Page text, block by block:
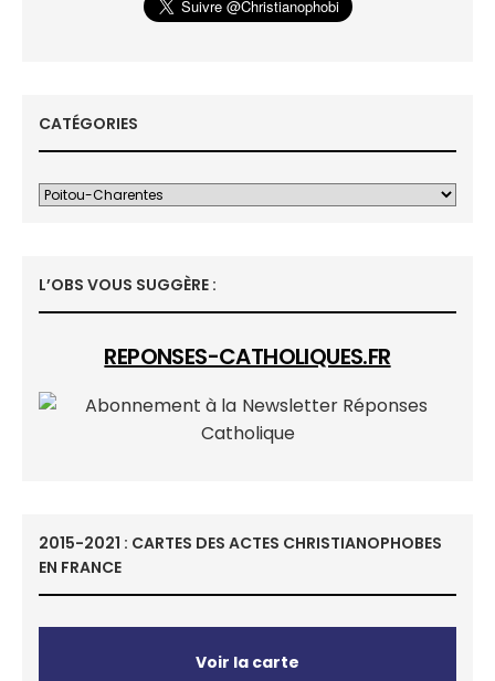
CATÉGORIES
L’OBS VOUS SUGGÈRE :
REPONSES-CATHOLIQUES.FR
2015-2021 : CARTES DES ACTES CHRISTIANOPHOBES
EN FRANCE
Voir la carte